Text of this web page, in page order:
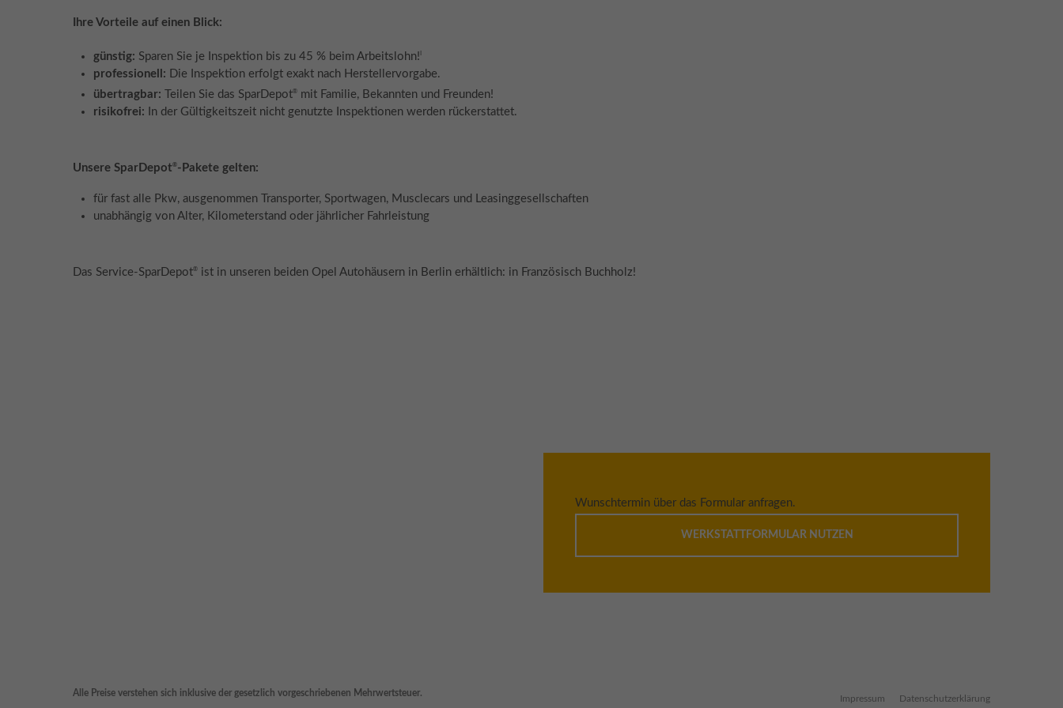
Ihre Vorteile auf einen Blick:
günstig: Sparen Sie je Inspektion bis zu 45 % beim Arbeitslohn!
professionell: Die Inspektion erfolgt exakt nach Herstellervorgabe.
übertragbar: Teilen Sie das SparDepot® mit Familie, Bekannten und Freunden!
risikofrei: In der Gültigkeitszeit nicht genutzte Inspektionen werden rückerstattet.
Unsere SparDepot®-Pakete gelten:
für fast alle Pkw, ausgenommen Transporter, Sportwagen, Musclecars und Leasinggesellschaften
unabhängig von Alter, Kilometerstand oder jährlicher Fahrleistung
Das Service-SparDepot® ist in unseren beiden Opel Autohäusern in Berlin erhältlich: in Französisch Buchholz!
Wunschtermin über das Formular anfragen.
WERKSTATTFORMULAR NUTZEN
Alle Preise verstehen sich inklusive der gesetzlich vorgeschriebenen Mehrwertsteuer.
Impressum Datenschutzerklärung